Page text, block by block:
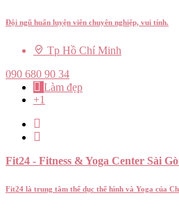
Đội ngũ huấn luyện viên chuyên nghiệp, vui tính.
Tp Hồ Chí Minh
090 680 90 34
Làm đẹp
+1
Fit24 - Fitness & Yoga Center Sài
Fit24 là trung tâm thể dục thể hình và Yoga của